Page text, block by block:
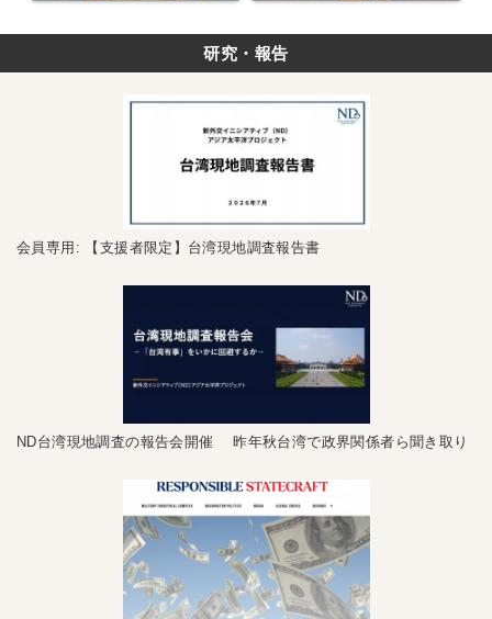
研究・報告
会員専用: 【支援者限定】台湾現地調査報告書
ND台湾現地調査の報告会開催 昨年秋台湾で政界関係者ら聞き取り